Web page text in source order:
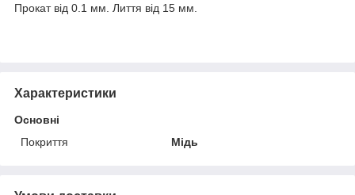
Прокат від 0.1 мм. Лиття від 15 мм.
Характеристики
Основні
Покриття
Мідь